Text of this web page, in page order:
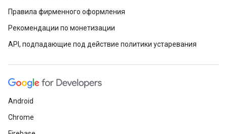
Правила фирменного оформления
Рекомендации по монетизации
API, подпадающие под действие политики устаревания
Android
Chrome